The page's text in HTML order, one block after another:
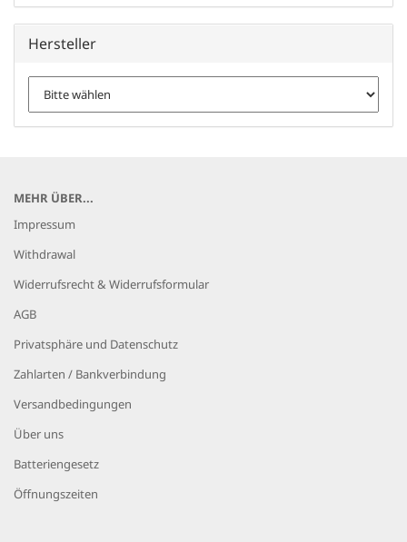
Hersteller
MEHR ÜBER...
Impressum
Withdrawal
Widerrufsrecht & Widerrufsformular
AGB
Privatsphäre und Datenschutz
Zahlarten / Bankverbindung
Versandbedingungen
Über uns
Batteriengesetz
Öffnungszeiten